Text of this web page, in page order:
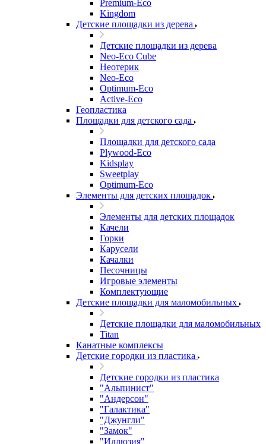
Premium-Eco
Kingdom
Детские площадки из дерева
Детские площадки из дерева
Neo-Eco Cube
Неотерик
Neo-Eco
Оptimum-Еco
Active-Eco
Геопластика
Площадки для детского сада
Площадки для детского сада
Plywood-Eco
Kidsplay
Sweetplay
Оptimum-Еco
Элементы для детских площадок
Элементы для детских площадок
Качели
Горки
Карусели
Качалки
Песочницы
Игровые элементы
Комплектующие
Детские площадки для маломобильных
Детские площадки для маломобильных
Titan
Канатные комплексы
Детские городки из пластика
Детские городки из пластика
"Альпинист"
"Андерсон"
"Галактика"
"Джунгли"
"Замок"
"Иллюзия"